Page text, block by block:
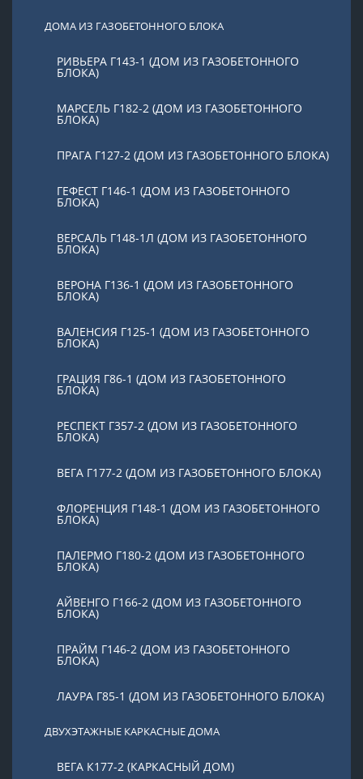
ДОМА ИЗ ГАЗОБЕТОННОГО БЛОКА
РИВЬЕРА Г143-1 (ДОМ ИЗ ГАЗОБЕТОННОГО
БЛОКА)
МАРСЕЛЬ Г182-2 (ДОМ ИЗ ГАЗОБЕТОННОГО
БЛОКА)
ПРАГА Г127-2 (ДОМ ИЗ ГАЗОБЕТОННОГО БЛОКА)
ГЕФЕСТ Г146-1 (ДОМ ИЗ ГАЗОБЕТОННОГО
БЛОКА)
ВЕРСАЛЬ Г148-1Л (ДОМ ИЗ ГАЗОБЕТОННОГО
БЛОКА)
ВЕРОНА Г136-1 (ДОМ ИЗ ГАЗОБЕТОННОГО
БЛОКА)
ВАЛЕНСИЯ Г125-1 (ДОМ ИЗ ГАЗОБЕТОННОГО
БЛОКА)
ГРАЦИЯ Г86-1 (ДОМ ИЗ ГАЗОБЕТОННОГО
БЛОКА)
РЕСПЕКТ Г357-2 (ДОМ ИЗ ГАЗОБЕТОННОГО
БЛОКА)
ВЕГА Г177-2 (ДОМ ИЗ ГАЗОБЕТОННОГО БЛОКА)
ФЛОРЕНЦИЯ Г148-1 (ДОМ ИЗ ГАЗОБЕТОННОГО
БЛОКА)
ПАЛЕРМО Г180-2 (ДОМ ИЗ ГАЗОБЕТОННОГО
БЛОКА)
АЙВЕНГО Г166-2 (ДОМ ИЗ ГАЗОБЕТОННОГО
БЛОКА)
ПРАЙМ Г146-2 (ДОМ ИЗ ГАЗОБЕТОННОГО
БЛОКА)
ЛАУРА Г85-1 (ДОМ ИЗ ГАЗОБЕТОННОГО БЛОКА)
ДВУХЭТАЖНЫЕ КАРКАСНЫЕ ДОМА
ВЕГА К177-2 (КАРКАСНЫЙ ДОМ)